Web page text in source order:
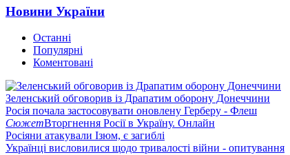
Новини України
Останні
Популярні
Коментовані
Зеленський обговорив із Драпатим оборону Донеччини
Росія почала застосовувати оновлену Герберу - Флеш
СюжетВторгнення Росії в Україну. Онлайн
Росіяни атакували Ізюм, є загиблі
Українці висловилися щодо тривалості війни - опитування